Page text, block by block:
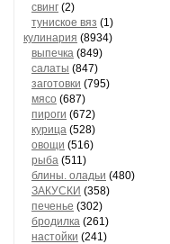
свинг (2)
туниское вяз (1)
кулинария (8934)
выпечка (849)
салаты (847)
заготовки (795)
мясо (687)
пироги (672)
курица (528)
овощи (516)
рыба (511)
блины. оладьи (480)
ЗАКУСКИ (358)
печенье (302)
бродилка (261)
настойки (241)